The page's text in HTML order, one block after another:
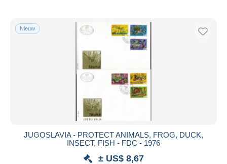
Nieuw
JUGOSLAVIA - PROTECT ANIMALS, FROG, DUCK,
INSECT, FISH - FDC - 1976
± US$ 8,67